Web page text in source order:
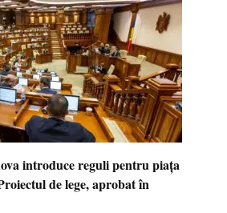
introduce reguli pentru piața
de lege, aprobat în